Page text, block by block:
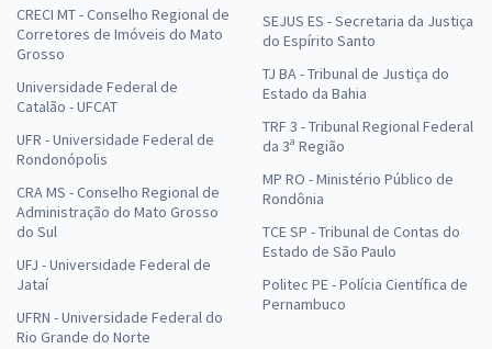
CRECI MT - Conselho Regional de
Corretores de Imóveis do Mato
Grosso
Universidade Federal de
Catalão - UFCAT
UFR - Universidade Federal de
Rondonópolis
CRA MS - Conselho Regional de
Administração do Mato Grosso
do Sul
UFJ - Universidade Federal de
Jataí
UFRN - Universidade Federal do
Rio Grande do Norte
SEJUS ES - Secretaria da Justiça
do Espírito Santo
TJ BA - Tribunal de Justiça do
Estado da Bahia
TRF 3 - Tribunal Regional Federal
da 3ª Região
MP RO - Ministério Público de
Rondônia
TCE SP - Tribunal de Contas do
Estado de São Paulo
Politec PE - Polícia Científica de
Pernambuco